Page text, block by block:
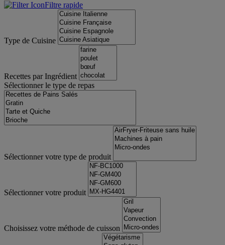
Filtre rapide
Type de Cuisine
Recettes par Ingrédient
Sélectionner le type de repas
Sélectionner votre type de produit
Sélectionner votre produit
Choisissez votre méthode de cuisson